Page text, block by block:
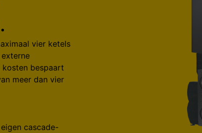
vier ketels
bespaart
meer dan vier
cascade-